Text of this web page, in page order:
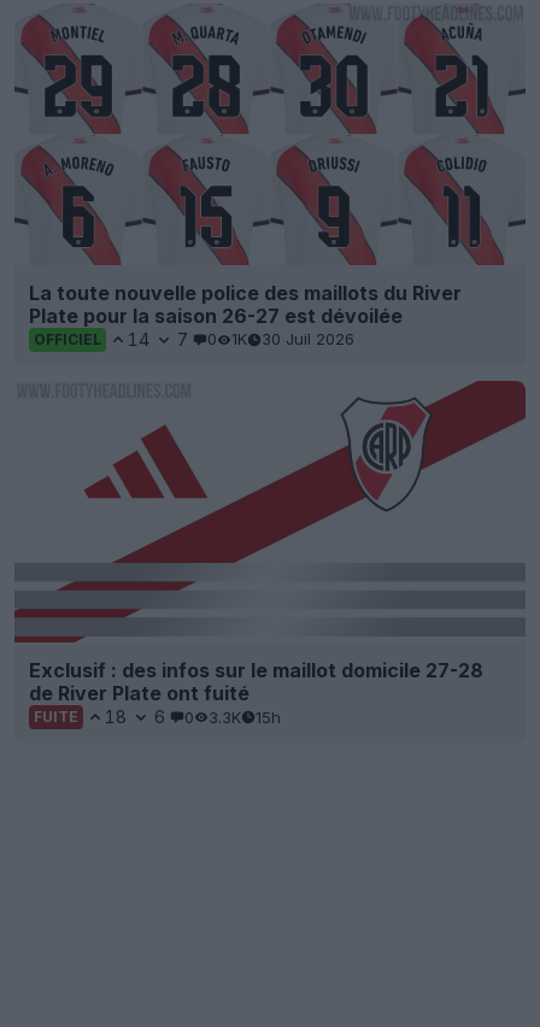
La toute nouvelle police des maillots du River
Plate pour la saison 26-27 est dévoilée
OFFICIEL 14 7 0 1K 30 Juil 2026
Exclusif : des infos sur le maillot domicile 27-28
de River Plate ont fuité
FUITE 18 6 0 3.3K 15h